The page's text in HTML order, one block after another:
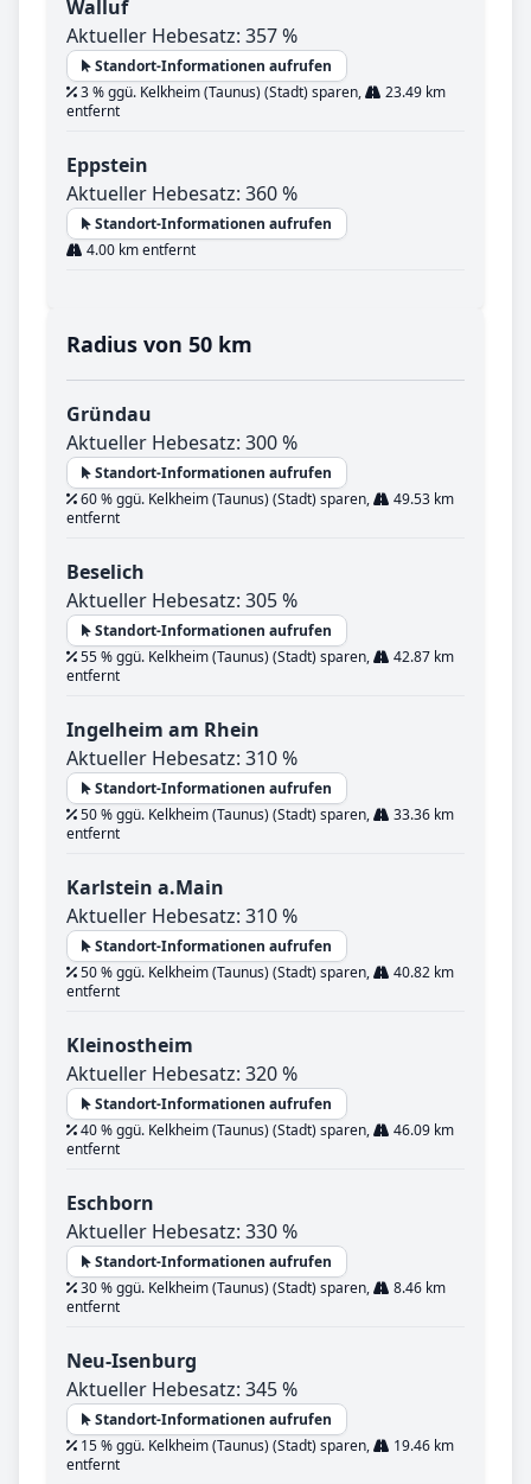
Walluf
Aktueller Hebesatz: 357 %
Standort-Informationen aufrufen
3 % ggü. Kelkheim (Taunus) (Stadt) sparen,
23.49 km
entfernt
Eppstein
Aktueller Hebesatz: 360 %
Standort-Informationen aufrufen
4.00 km entfernt
Radius von 50 km
Gründau
Aktueller Hebesatz: 300 %
Standort-Informationen aufrufen
60 % ggü. Kelkheim (Taunus) (Stadt) sparen,
49.53 km
entfernt
Beselich
Aktueller Hebesatz: 305 %
Standort-Informationen aufrufen
55 % ggü. Kelkheim (Taunus) (Stadt) sparen,
42.87 km
entfernt
Ingelheim am Rhein
Aktueller Hebesatz: 310 %
Standort-Informationen aufrufen
50 % ggü. Kelkheim (Taunus) (Stadt) sparen,
33.36 km
entfernt
Karlstein a.Main
Aktueller Hebesatz: 310 %
Standort-Informationen aufrufen
50 % ggü. Kelkheim (Taunus) (Stadt) sparen,
40.82 km
entfernt
Kleinostheim
Aktueller Hebesatz: 320 %
Standort-Informationen aufrufen
40 % ggü. Kelkheim (Taunus) (Stadt) sparen,
46.09 km
entfernt
Eschborn
Aktueller Hebesatz: 330 %
Standort-Informationen aufrufen
30 % ggü. Kelkheim (Taunus) (Stadt) sparen,
8.46 km
entfernt
Neu-Isenburg
Aktueller Hebesatz: 345 %
Standort-Informationen aufrufen
15 % ggü. Kelkheim (Taunus) (Stadt) sparen,
19.46 km
entfernt